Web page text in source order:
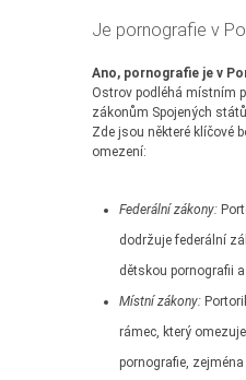
Je pornografie v
Ano, pornografie je v
Ostrov podléhá místním
zákonům Spojených
Zde jsou některé klíčové
omezení:
Federální zákony:
dodržuje federální
dětskou pornografii
Místní zákony:
rámec, který
pornografie,